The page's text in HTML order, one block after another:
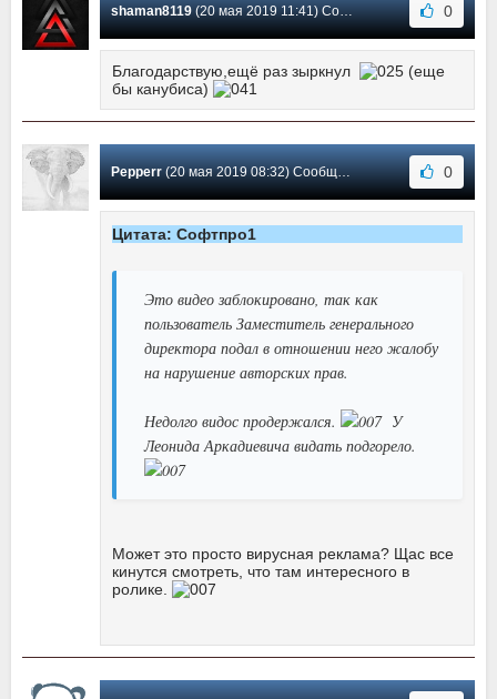
shaman8119(20 мая 2019 11:41) Сообщение #7 0
Благодарствую,ещё раз зыркнул
(еще
бы канубиса)
Pepperr(20 мая 2019 08:32) Сообщение #6 0
Цитата: Софтпро1
Это видео заблокировано, так как
пользователь Заместитель генерального
директора подал в отношении него жалобу
на нарушение авторских прав.
Недолго видос продержался.
У
Леонида Аркадиевича видать подгорело.
Может это просто вирусная реклама? Щас все
кинутся смотреть, что там интересного в
ролике.